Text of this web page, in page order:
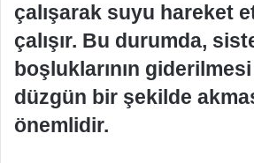
çalışarak suyu hareket
çalışır. Bu durumda,
boşluklarının
düzgün bir şekilde
önemlidir.